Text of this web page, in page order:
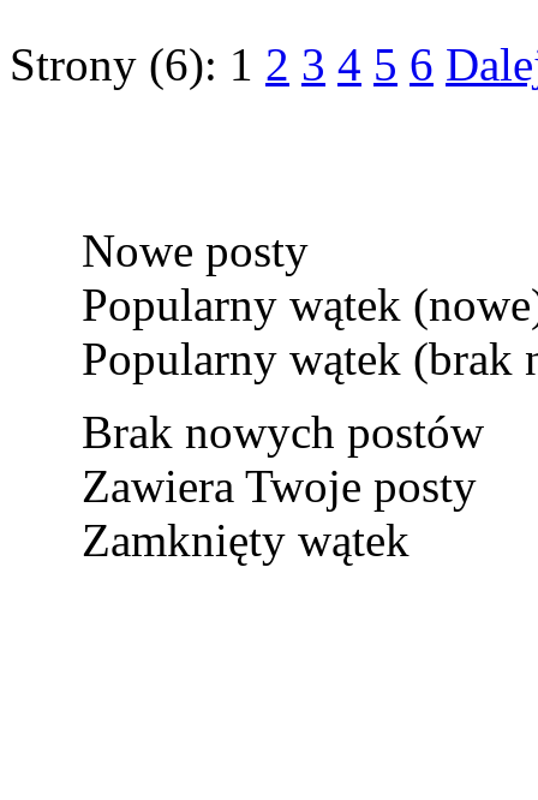
Strony (6): 1 2 3 4 5 6
Nowe posty
Popularny wątek
Popularny wątek (brak
Brak nowych postów
Zawiera Twoje posty
Zamknięty wątek